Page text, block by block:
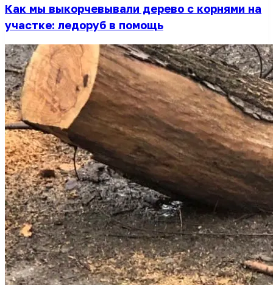
Как мы выкорчевывали дерево с корнями на
участке: ледоруб в помощь